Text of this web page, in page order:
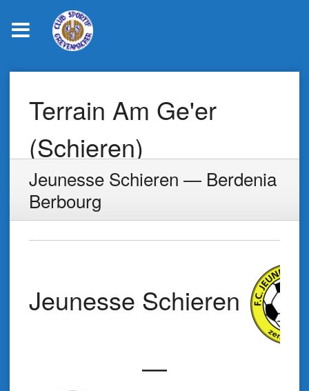
contentTerrain Am Ge'er
(Schieren)
Jeunesse Schieren — Berdenia
Berbourg
Jeunesse Schieren
—